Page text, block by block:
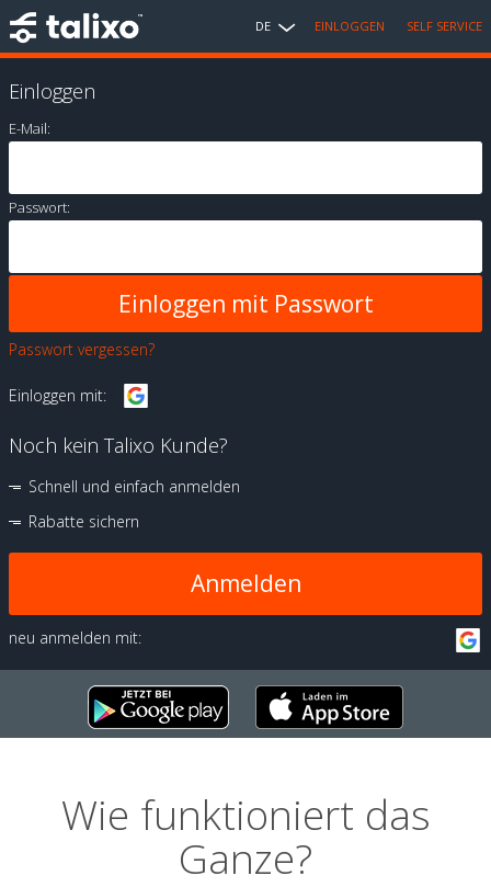
DE EINLOGGEN SELF SERVICE
Einloggen
E-Mail:
Passwort:
Passwort vergessen?
Einloggen mit:
Noch kein Talixo Kunde?
Schnell und einfach anmelden
Rabatte sichern
Anmelden
neu anmelden mit:
Wie funktioniert das
Ganze?